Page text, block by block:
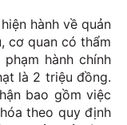
hành về quản
cơ quan có thẩm
hành chính
là 2 triệu đồng.
bao gồm việc
theo quy định